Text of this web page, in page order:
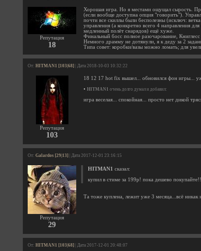
Репутация
18
Хорошая игра. Но я местами ощущал сырость.
(если вообще доступна опция "говорить").
почти все скиллы были бесполезны (исключ:
управления (а конкретно всего 4 направления
медленный полёт снарядов) ещё хуже.
Финальный босс полное разочарование,
Немного драмму не дотянули, я к деду за 2
Типа совет: коробки/вазы можно ломать; для
От: HITMAN1 [103|68] | Дата 2018-10-03 10:32:22
Репутация
103
18 12 17 hot fix вышел... обновился фон игры...
• HITMAN1 очень долго думал и добавил:
игра веселая... спокойная... просто нет дикой
От: Galardos [29|13] | Дата 2017-12-01 23:16:15
Репутация
29
HITMAN1 сказал:
купил в стиме за 199р! пока дешево
Та тоже куплена, лежит уже 3 месяца...всё никак
От: HITMAN1 [103|68] | Дата 2017-12-01 20:48:07